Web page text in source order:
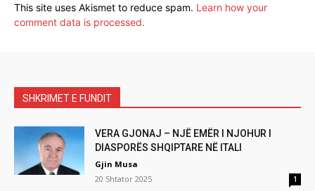
This site uses Akismet to reduce spam. Learn how your
comment data is processed.
SHKRIMET E FUNDIT
VERA GJONAJ – NJË EMËR I NJOHUR I
DIASPORËS SHQIPTARE NË ITALI
Gjin Musa
20 Shtator 2025
1